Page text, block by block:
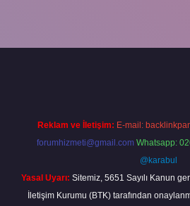
Reklam ve İletişim: E-mail:
forumhizmeti@gmail.com Whatsapp:
@karabul
Yasal Uyarı: Sitemiz, 5651 Sayılı Kanun
İletişim Kurumu (BTK) tarafından